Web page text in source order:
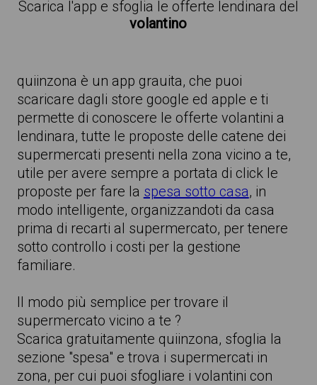
Scarica l'app e sfoglia le offerte lendinara del
volantino
quiinzona è un app grauita, che puoi
scaricare dagli store google ed apple e ti
permette di conoscere le offerte volantini a
lendinara, tutte le proposte delle catene dei
supermercati presenti nella zona vicino a te,
utile per avere sempre a portata di click le
proposte per fare la spesa sotto casa, in
modo intelligente, organizzandoti da casa
prima di recarti al supermercato, per tenere
sotto controllo i costi per la gestione
familiare.
Il modo più semplice per trovare il
supermercato vicino a te ?
Scarica gratuitamente quiinzona, sfoglia la
sezione "spesa" e trova i supermercati in
zona, per cui puoi sfogliare i volantini con